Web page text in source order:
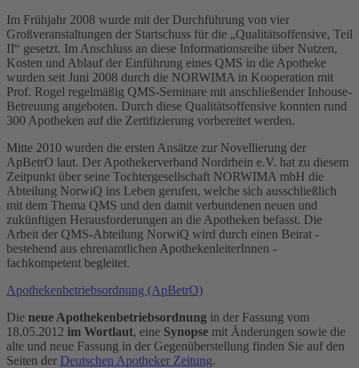
Im Frühjahr 2008 wurde mit der Durchführung von vier
Großveranstaltungen der Startschuss für die „Qualitätsoffensive, Teil
II“ gesetzt. Im Anschluss an diese Informationsreihe über Nutzen,
Kosten und Ablauf der Einführung eines QMS in die Apotheke
wurden seit Juni 2008 durch die NORWIMA in Kooperation mit
Prof. Rogel regelmäßig QMS-Seminare mit anschließender Inhouse-
Betreuung angeboten. Durch diese Qualitätsoffensive konnten rund
300 Apotheken auf die Zertifizierung vorbereitet werden.
Mitte 2010 wurden die ersten Ansätze zur Novellierung der
ApBetrO laut. Der Apothekerverband Nordrhein e.V. hat zu diesem
Zeitpunkt über seine Tochtergesellschaft NORWIMA mbH die
Abteilung NorwiQ ins Leben gerufen, welche sich ausschließlich
mit dem Thema QMS und den damit verbundenen neuen und
zukünftigen Herausforderungen an die Apotheken befasst. Die
Arbeit der QMS-Abteilung NorwiQ wird durch einen Beirat -
bestehend aus ehrenamtlichen ApothekenleiterInnen -
fachkompetent begleitet.
Apothekenbetriebsordnung (ApBetrO)
Die neue Apothekenbetriebsordnung in der Fassung vom
18.05.2012 im Wortlaut, eine Synopse mit Änderungen sowie die
alte und neue Fassung in der Gegenüberstellung finden Sie auf den
Seiten der Deutschen Apotheker Zeitung.